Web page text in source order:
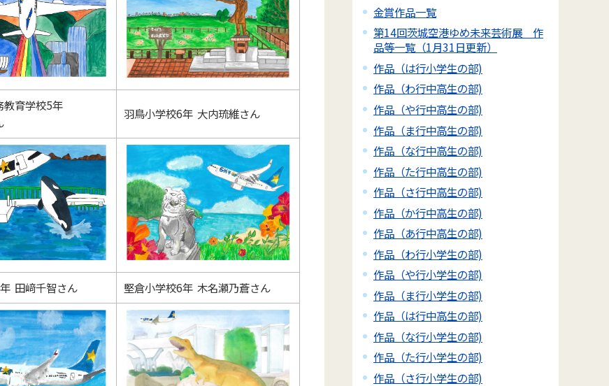
教育学校5年
羽鳥小学校6年 大内琉維さん
田﨑千智さん 堅倉小学校6年 木名瀬乃蒼さん
金賞作品一覧
第14回茨城空港ゆめ未来芸術展 作
品等一覧（1月31日更新）
作品（は行小学生の部)
作品（わ行中高生の部)
作品（や行中高生の部)
作品（ま行中高生の部)
作品（な行中高生の部)
作品（た行中高生の部)
作品（さ行中高生の部)
作品（か行中高生の部)
作品（あ行中高生の部)
作品（わ行小学生の部)
作品（や行小学生の部)
作品（ま行小学生の部)
作品（は行中高生の部)
作品（な行小学生の部)
作品（た行小学生の部)
作品（さ行小学生の部)